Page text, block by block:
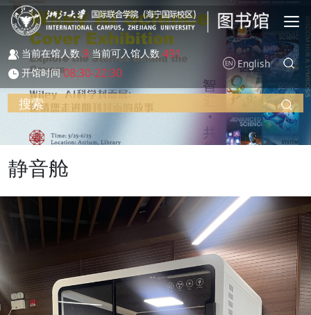
跳转到主要内容
当前在馆人数 9 当前可入馆人数 491
开馆时间 08:30-22:30
English
搜索
静音舱